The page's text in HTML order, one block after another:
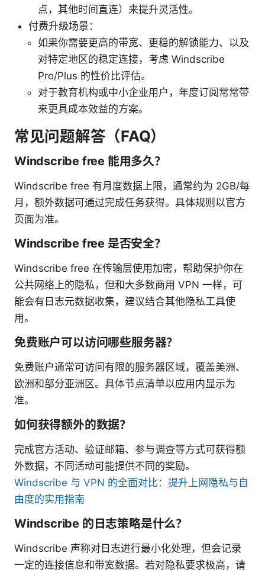
点，其他时间直连）来提升灵活性。
付费升级场景：
如果你需要更高的带宽、更稳的解锁能力、以及
对特定地区的稳定连接，考虑 Windscribe
Pro/Plus 的性价比评估。
对于教育机构或中小企业用户，年度订阅常常带
来更具成本效益的方案。
常见问题解答（FAQ）
Windscribe free 能用多久？
Windscribe free 有月度数据上限，通常约为 2GB/每
月，额外数据可通过完成任务获得。具体规则以官方
页面为准。
Windscribe free 是否安全？
Windscribe free 在传输层使用加密，帮助保护你在
公共网络上的隐私，但和大多数商用 VPN 一样，可
能会有日志元数据收集，建议结合其他隐私工具使
用。
免费账户可以访问哪些服务器？
免费账户通常可访问有限的服务器区域，覆盖美洲、
欧洲和部分亚洲区。具体节点清单以应用内显示为
准。
如何获得额外的数据？
完成官方活动、验证邮箱、参与调查等方式可获得额
外数据，不同活动可能提供不同的奖励。
Windscribe 与 VPN 的全面对比：提升上网隐私与自
由度的实用指南
Windscribe 的日志策略是什么？
Windscribe 声称对日志进行最小化处理，但会记录
一定的连接信息和带宽数据。若对隐私要求极高，请